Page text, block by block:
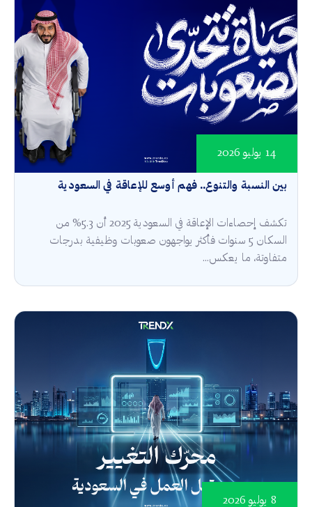
بين النسبة والتنوع.. فهم أوسع للإعاقة في السعودية
14 يوليو 2026
تكشف إحصاءات الإعاقة في السعودية 2025 أن 5.3% من
السكان 5 سنوات فأكثر يواجهون صعوبات وظيفية بدرجات
متفاوتة، ما يعكس...
8 يوليو 2026